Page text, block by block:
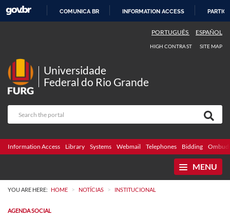
COMUNICA BR INFORMATION ACCESS
PORTUGUÊS ESPAÑOL
HIGH CONTRAST SITE MAP
Universidade
Federal do Rio Grande
Information Access Library Systems Webmail Telephones Bidding
MENU
YOU ARE HERE: HOME > NOTÍCIAS > INSTITUCIONAL
AGENDA SOCIAL